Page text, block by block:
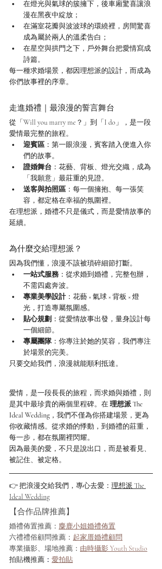
在燈光與氣球的簇擁下，後車廂驚喜讓浪
漫在黑夜中綻放；
在滿室花瓣與波波球的環繞裡，房間驚喜
成為屬於兩人的溫柔告白；
在星空與拱門之下，戶外舞台把愛情寫成
詩篇。
每一種求婚場景，都因理想派的設計，而成為
你們故事裡的序章。
走進婚禮｜最浪漫的誓言舞台
從「Will you marry me？」到「I do」，是一段
愛情最完整的旅程。
迎賓區 ：第一眼浪漫，賓客踏入便進入你
們的故事。
證婚舞台 ：花藝、背板、燈光交織，成為
「我願意」最莊重的見證。
送客與拍照區 ：每一個擁抱、每一張笑
容，都定格在幸福的氛圍裡。
在理想派，婚禮不只是儀式，而是愛情故事的
延續。
為什麼交給理想派？
因為我們懂，浪漫不該被瑣碎細節打斷。
一站式服務 ：從求婚到婚禮，完整包辦，
不需四處奔波。
專業美學設計：花藝 × 氣球 × 背板 × 燈
光，打造專屬氛圍感。
貼心規劃 ：從愛情故事出發，量身設計每
一個細節。
專屬團隊：你專注於她的笑容，我們專注
於場景的完美。
只要交給我們，浪漫就能順利抵達。
愛情，是一段長長的旅程，而求婚與婚禮，則
是其中最珍貴的兩個里程碑。在 理想派 The
Ideal Wedding ，我們不僅為你搭建場景，更為
你收藏情感。從求婚的悸動，到婚禮的莊重，
每一步，都在氛圍裡閃耀。
因為最美的愛，不只是說出口，而是被看見、
被記住、被定格。
👉 把浪漫交給我們，專心去愛： 理想派 The
Ideal Wedding
【合作品牌推薦】
婚禮佈置推薦： 麋鹿小姐婚禮佈置
六禮禮俗顧問推薦： 起家厝婚禮顧問
專業攝影、場地推薦： 由時攝影 Youth Studio
拍貼機推薦 ： 愛拍貼